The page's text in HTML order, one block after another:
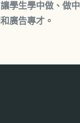
學生學中做、做中
廣告專才。